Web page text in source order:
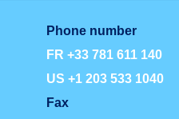
Phone number
FR +33 781 611 140
US +1 203 533 1040
Fax